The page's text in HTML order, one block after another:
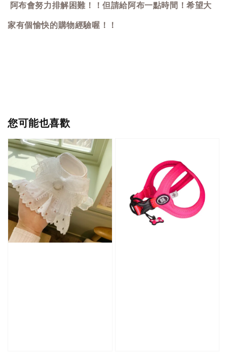
阿布會努力排解困難！！但請給阿布一點時間！希望大
家有個愉快的購物經驗喔！！
您可能也喜歡